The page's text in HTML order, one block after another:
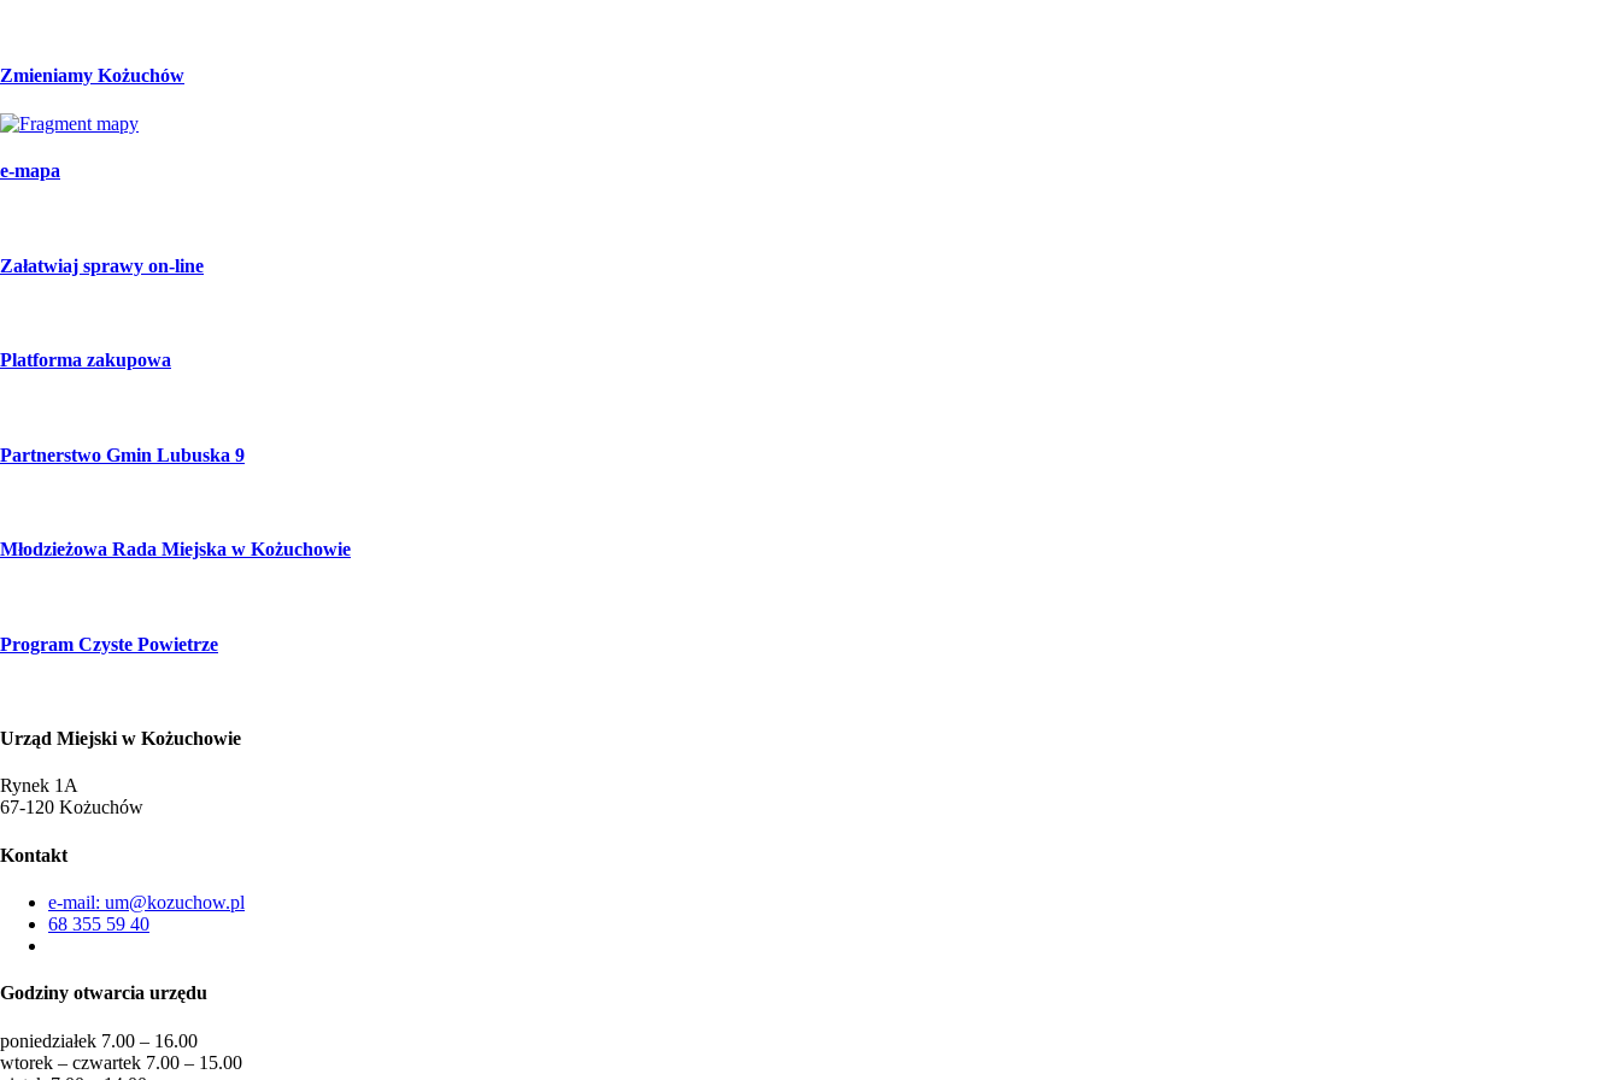
Zmieniamy Kożuchów
e-mapa
Załatwiaj sprawy on-line
Platforma zakupowa
Partnerstwo Gmin Lubuska 9
Młodzieżowa Rada Miejska w Kożuchowie
Program Czyste Powietrze
Urząd Miejski w Kożuchowie
Rynek 1A
67-120 Kożuchów
Kontakt
e-mail: um@kozuchow.pl
68 355 59 40
Godziny otwarcia urzędu
poniedziałek 7.00 – 16.00
wtorek – czwartek 7.00 – 15.00